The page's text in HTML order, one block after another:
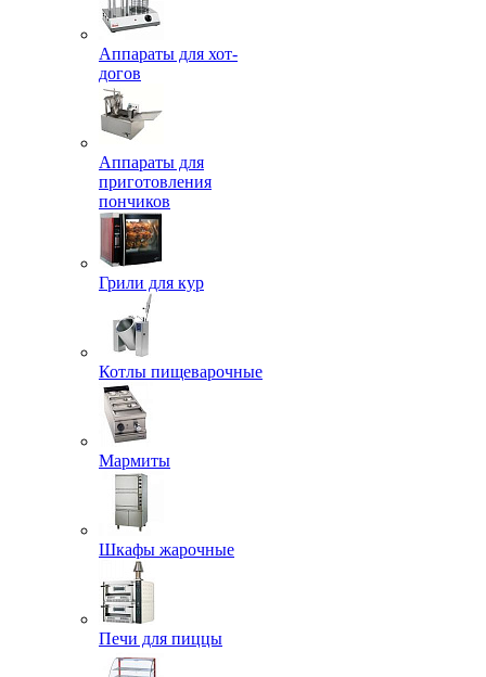
Аппараты для хот-
догов
Аппараты для
приготовления
пончиков
Грили для кур
Котлы пищеварочные
Мармиты
Шкафы жарочные
Печи для пиццы